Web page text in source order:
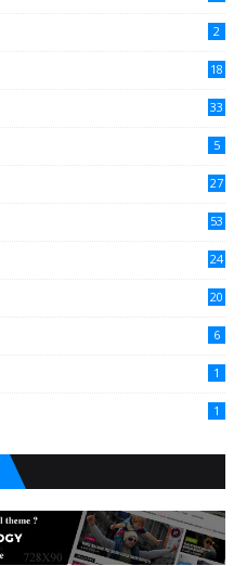
2
18
33
5
27
53
24
20
6
1
1